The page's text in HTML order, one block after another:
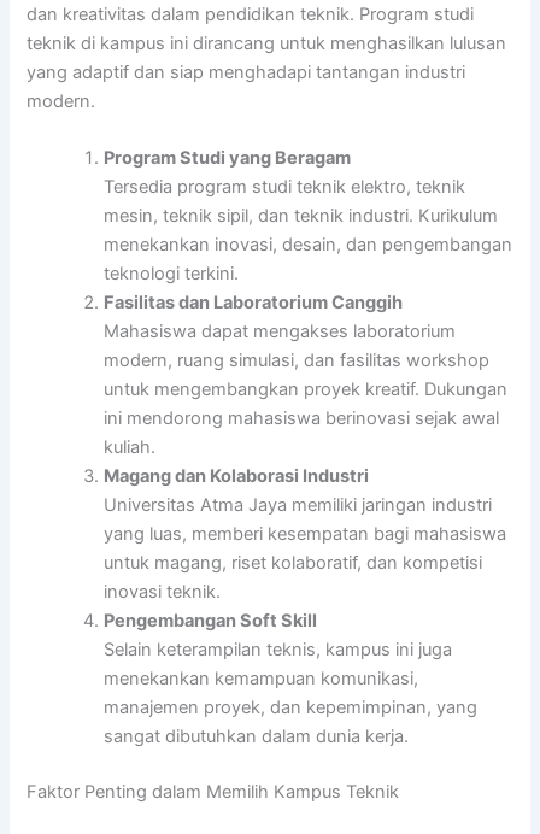
dan kreativitas dalam pendidikan teknik. Program studi
teknik di kampus ini dirancang untuk menghasilkan lulusan
yang adaptif dan siap menghadapi tantangan industri
modern.
Program Studi yang Beragam
Tersedia program studi teknik elektro, teknik
mesin, teknik sipil, dan teknik industri. Kurikulum
menekankan inovasi, desain, dan pengembangan
teknologi terkini.
Fasilitas dan Laboratorium Canggih
Mahasiswa dapat mengakses laboratorium
modern, ruang simulasi, dan fasilitas workshop
untuk mengembangkan proyek kreatif. Dukungan
ini mendorong mahasiswa berinovasi sejak awal
kuliah.
Magang dan Kolaborasi Industri
Universitas Atma Jaya memiliki jaringan industri
yang luas, memberi kesempatan bagi mahasiswa
untuk magang, riset kolaboratif, dan kompetisi
inovasi teknik.
Pengembangan Soft Skill
Selain keterampilan teknis, kampus ini juga
menekankan kemampuan komunikasi,
manajemen proyek, dan kepemimpinan, yang
sangat dibutuhkan dalam dunia kerja.
Faktor Penting dalam Memilih Kampus Teknik